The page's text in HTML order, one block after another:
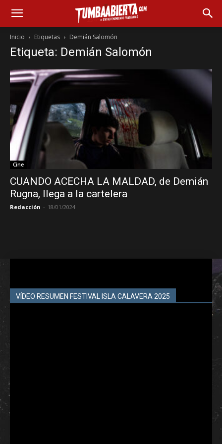
Inicio Etiquetas Demián Salomón
Etiqueta: Demián Salomón
Cine
CUANDO ACECHA LA MALDAD, de Demián
Rugna, llega a la cartelera
Redacción - 18/01/2024
VÍDEO RESUMEN FESTIVAL ISLA CALAVERA 2025